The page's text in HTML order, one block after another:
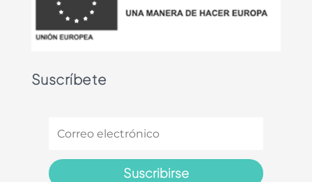
Suscríbete
Suscribirse